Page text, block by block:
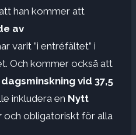
han kommer att
av
varit ”i entréfältet” i
Och kommer också att
dagsminskning vid 37,5
inkludera en Nytt
och obligatoriskt för alla